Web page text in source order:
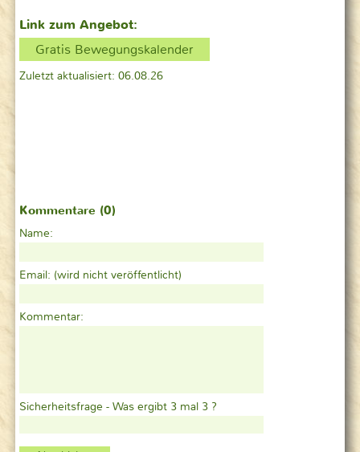
Link zum Angebot:
Gratis Bewegungskalender
Zuletzt aktualisiert: 06.08.26
Kommentare (0)
Name:
Email: (wird nicht veröffentlicht)
Kommentar:
Sicherheitsfrage - Was ergibt 3 mal 3 ?